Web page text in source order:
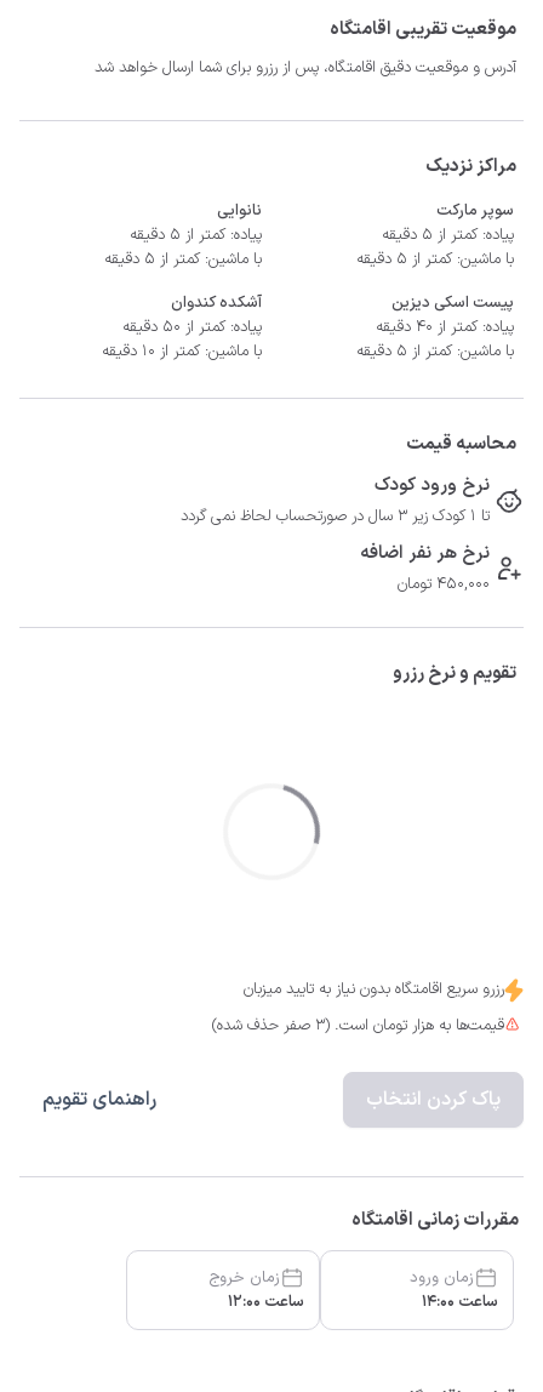
موقعیت تقریبی اقامتگاه
آدرس و موقعیت دقیق اقامتگاه، پس از رزرو برای شما ارسال خواهد شد
مراکز نزدیک
سوپر مارکت
پیاده: کمتر از 5 دقیقه
با ماشین: کمتر از 5 دقیقه
نانوایی
پیاده: کمتر از 5 دقیقه
با ماشین: کمتر از 5 دقیقه
پیست اسکی دیزین
پیاده: کمتر از 40 دقیقه
با ماشین: کمتر از 5 دقیقه
آشکده کندوان
پیاده: کمتر از 50 دقیقه
با ماشین: کمتر از 10 دقیقه
محاسبه قیمت
نرخ ورود کودک
تا 1 کودک زیر 3 سال در صورتحساب لحاظ نمی گردد
نرخ هر نفر اضافه
450,000 تومان
تقویم و نرخ رزرو
رزرو سریع اقامتگاه بدون نیاز به تایید میزبان
قیمت‌ها به هزار تومان است. (3 صفر حذف شده)
پاک کردن انتخاب راهنمای تقویم
مقررات زمانی اقامتگاه
زمان ورود
ساعت 14:00
زمان خروج
ساعت 12:00